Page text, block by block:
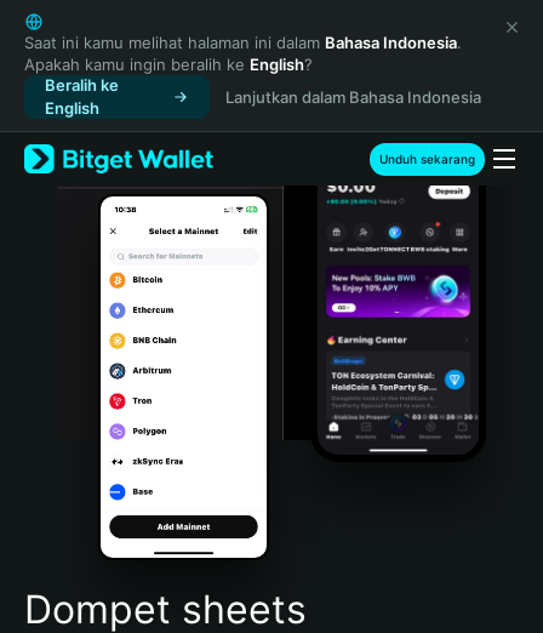
English
日本語
Tiếng Việt
Русский
Español (Latinoamérica)
Türkçe
Italiano
Português (Portugal)
Bahasa Indonesia
Português (Brasil)
Español (Argentina)
Saat ini kamu melihat halaman ini dalam Bahasa Indonesia.
Apakah kamu ingin beralih ke English?
Beralih ke
English
Lanjutkan dalam Bahasa Indonesia
Unduh sekarang
Dompet sheets